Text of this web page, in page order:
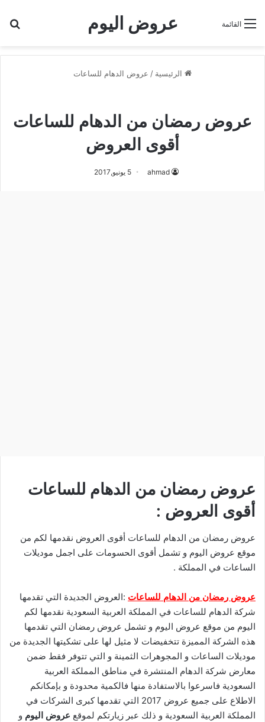
عروض اليوم القائمة
الرئيسية / عروض الدهام للساعات
عروض رمضان من الدهام للساعات
أقوى العروض
ahmad 5 يونيو,2017
عروض رمضان من الدهام للساعات
أقوى العروض :
عروض رمضان من الدهام للساعات أقوى العروض نقدمها لكم من
موقع عروض اليوم و تشمل أقوى الحسومات على اجمل موديلات
الساعات في المملكة .
عروض رمضان من الدهام للساعات :العروض الجديدة التي تقدمها
شركة الدهام للساعات في المملكة العربية السعودية نقدمها لكم
اليوم من موقع عروض اليوم و تشمل عروض رمضان التي تقدمها
هذه الشركة المميزة تتخفيضات لا مثيل لها على تشكيتها الجديدة من
موديلات الساعات و المجوهرات الثمينة و التي تتوفر فقط ضمن
معارض شركة الدهام المنتشرة في مناطق المملكة العربية
السعودية فاسرعوا بالاستفادة منها فالكمية محدودة و بإمكانكم
الاطلاع على جميع عروض 2017 التي تقدمها كبرى الشركات في
المملكة العربية السعودية و ذلك عبر زيارتكم لموقع عروض اليوم و